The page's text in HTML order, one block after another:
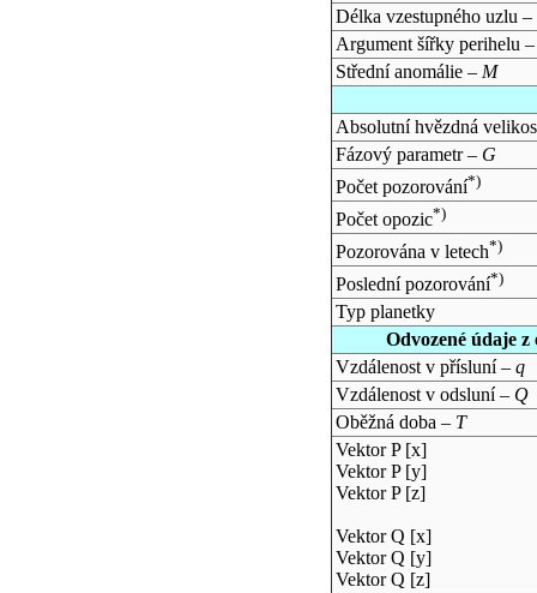
Délka vzestupného uzlu –
Argument šířky perihelu
Střední anomálie – M
Absolutní hvězdná
Fázový parametr – G
Počet pozorování*)
Počet opozic*)
Pozorována v letech*)
Poslední pozorování*)
Typ planetky
Odvozené údaje
Vzdálenost v přísluní – q
Vzdálenost v odsluní – Q
Oběžná doba – T
Vektor P [x]
Vektor P [y]
Vektor P [z]
Vektor Q [x]
Vektor Q [y]
Vektor Q [z]